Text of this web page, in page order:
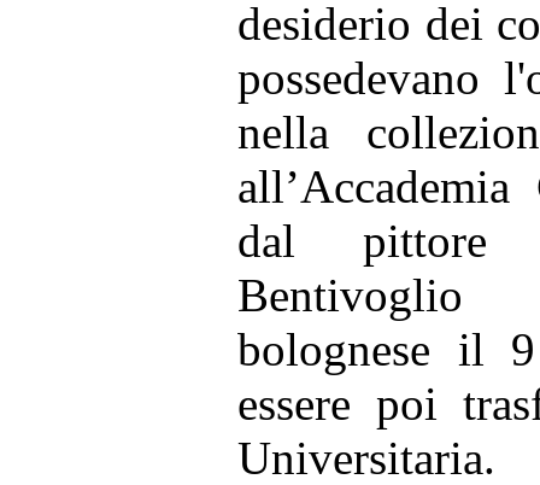
desiderio dei
possedevano
nella
dal pittore
Bentivoglio
bolognese il
essere poi
Universitaria.